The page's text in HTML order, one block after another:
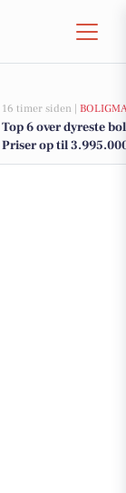
16 timer siden |
Top 6 over dyreste
Priser op til